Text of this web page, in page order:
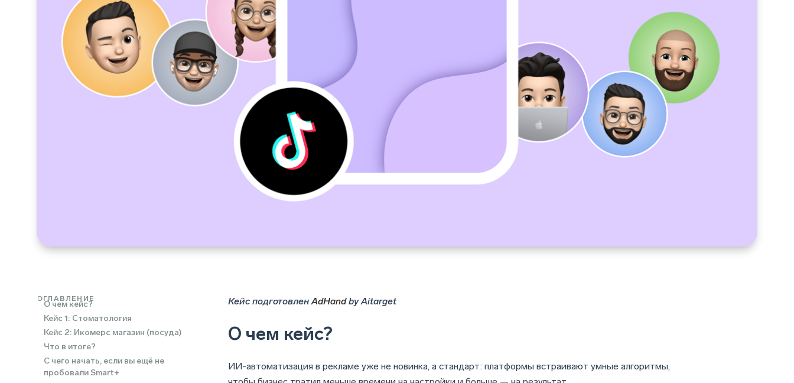
ОГЛАВЛЕНИЕ
О чем кейс?
Кейс 1: Стоматология
Кейс 2: Икомерс магазин (посуда)
Что в итоге?
С чего начать, если вы ещё не
пробовали Smart+
Кейс подготовленAdHandby Aitarget
О чем кейс?
ИИ-автоматизация в рекламе уже не новинка, а стандарт: платформы встраивают умные алгоритмы,